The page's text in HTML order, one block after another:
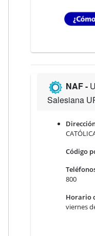
NAF -
Salesiana
Código
800
Horario
viernes